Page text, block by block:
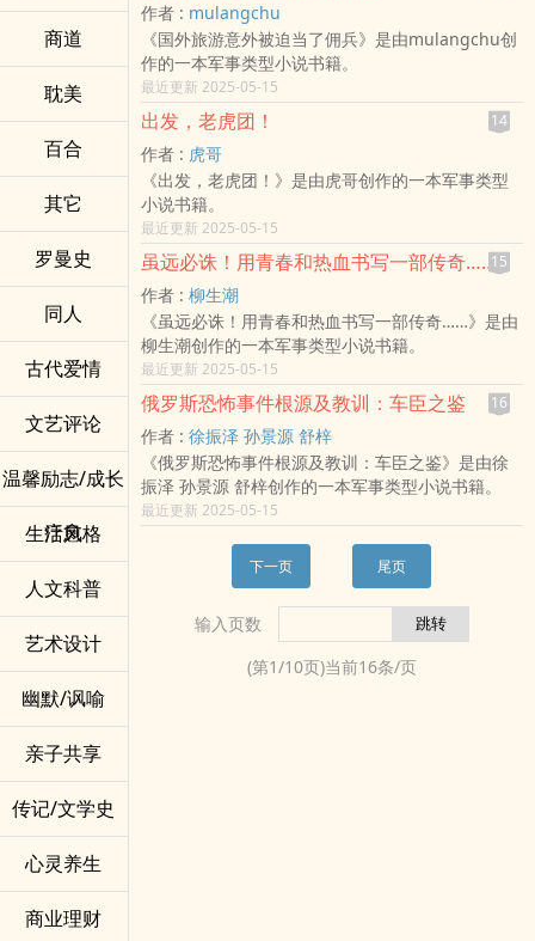
商道
耽美
百合
其它
罗曼史
同人
古代爱情
文艺评论
温馨励志/成长
疗愈
生活风格
人文科普
艺术设计
幽默/讽喻
亲子共享
传记/文学史
心灵养生
商业理财
作者 : mulangchu
《国外旅游意外被迫当了佣兵》是由mulangchu创
作的一本军事类型小说书籍。
最近更新 2025-05-15
出发，老虎团！ 14
作者 : 虎哥
《出发，老虎团！》是由虎哥创作的一本军事类型
小说书籍。
最近更新 2025-05-15
虽远必诛！用青春和热血书写一部传奇……15
作者 : 柳生潮
《虽远必诛！用青春和热血书写一部传奇……》是由
柳生潮创作的一本军事类型小说书籍。
最近更新 2025-05-15
俄罗斯恐怖事件根源及教训：车臣之鉴 16
作者 : 徐振泽 孙景源 舒梓
《俄罗斯恐怖事件根源及教训：车臣之鉴》是由徐
振泽 孙景源 舒梓创作的一本军事类型小说书籍。
最近更新 2025-05-15
下一页 尾页
输入页数
(第1/10页)当前16条/页